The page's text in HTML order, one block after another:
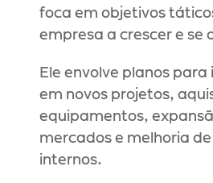
foca em objetivos
empresa a crescer e se
Ele envolve planos
em novos projetos,
equipamentos,
mercados e melhoria
internos.